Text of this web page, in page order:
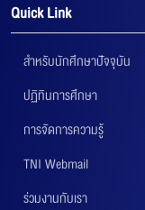
Quick Link
สำหรับนักศึกษาปัจจุบัน
ปฏิทินการศึกษา
การจัดการความรู้
TNI Webmail
ร่วมงานกับเรา